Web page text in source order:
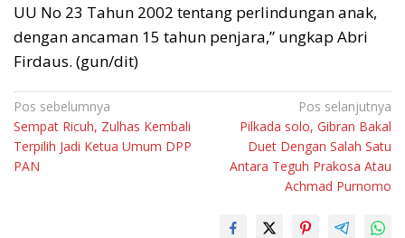
UU No 23 Tahun 2002 tentang perlindungan anak,
dengan ancaman 15 tahun penjara,” ungkap Abri
Firdaus. (gun/dit)
Navigasi
pos
Pos sebelumnya
Sempat Ricuh, Zulhas Kembali
Terpilih Jadi Ketua Umum DPP
PAN
Pos selanjutnya
Pilkada solo, Gibran Bakal
Duet Dengan Salah Satu
Antara Teguh Prakosa Atau
Achmad Purnomo